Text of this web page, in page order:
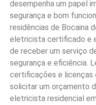
desempenha um papel
segurança e bom
residências de Bocaina
eletricista certificado e
de receber um serviço
segurança e eficiência.
certificações e licenças
solicitar um orçamento
eletricista residencial